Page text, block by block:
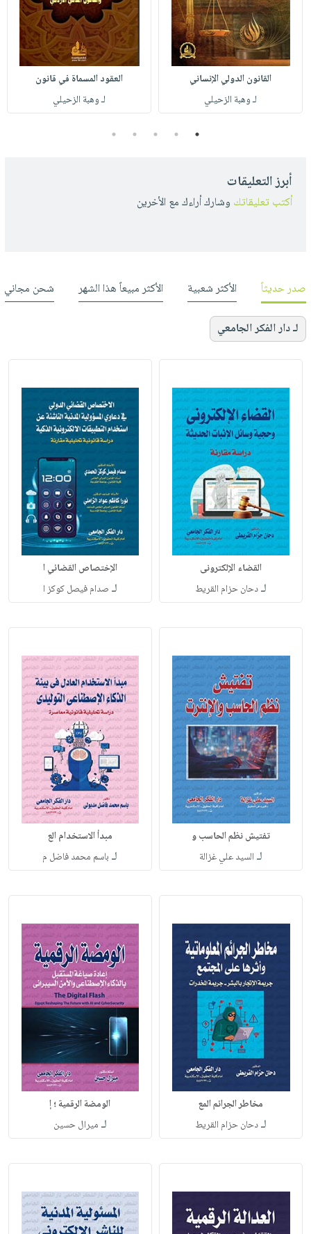
القانون الدولي الإنساني
لـ وهبة الزحيلي
العقود المسماة في قانون
لـ وهبة الزحيلي
1
2
3
4
5
أبرز التعليقات
أكتب تعليقاتك وشارك أراءك مع الأخرين
صدر حديثاً الأكثر شعبية الأكثر مبيعاً هذا الشهر شحن مجاني
لـ دار الفكر الجامعي
القضاء الإلكترونى
لـدحان حزام القريط
الإختصاص القضائي ا
لـ صدام فيصل كوكز ا
تفتيش نظم الحاسب و
لـ السيد علي غزالة
مبدأ الاستخدام الع
لـ باسم محمد فاضل م
مخاطر الجرائم المع
لـدحان حزام القريط
الومضة الرقمية ؛ إ
لـ ميرال حسين